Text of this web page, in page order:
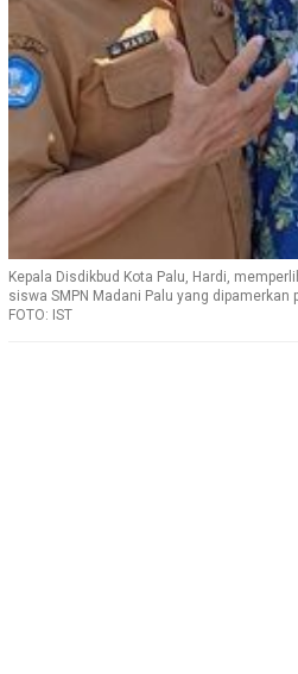
Kepala Disdikbud Kota Palu, Hardi,
siswa SMPN Madani Palu yang dipamerkan
FOTO: IST